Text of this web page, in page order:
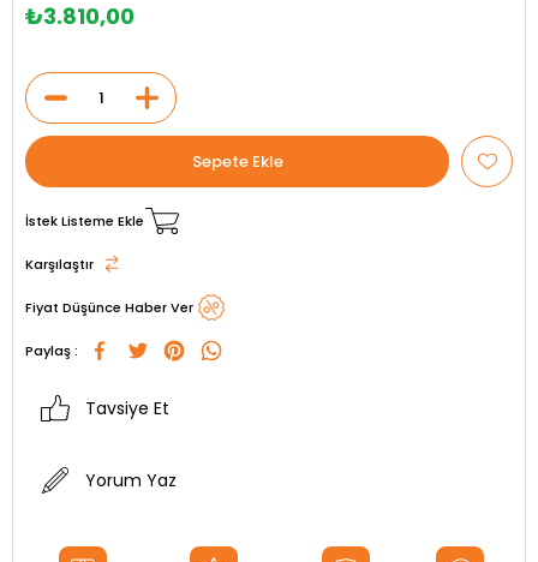
₺3.810,00
İstek Listeme Ekle
Karşılaştır
Fiyat Düşünce Haber Ver
Paylaş :
Tavsiye Et
Yorum Yaz